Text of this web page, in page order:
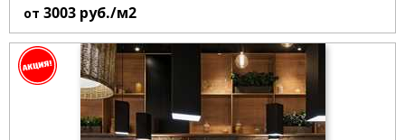
от 3003 руб./м2